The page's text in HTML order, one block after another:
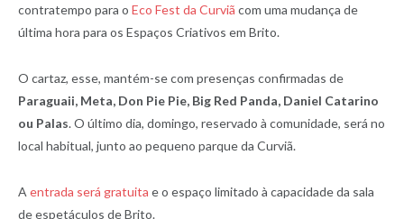
contratempo para o Eco Fest da Curviã com uma mudança de
última hora para os Espaços Criativos em Brito.
O cartaz, esse, mantém-se com presenças confirmadas de
Paraguaii, Meta, Don Pie Pie, Big Red Panda, Daniel Catarino
ou Palas. O último dia, domingo, reservado à comunidade, será no
local habitual, junto ao pequeno parque da Curviã.
A entrada será gratuita e o espaço limitado à capacidade da sala
de espetáculos de Brito.